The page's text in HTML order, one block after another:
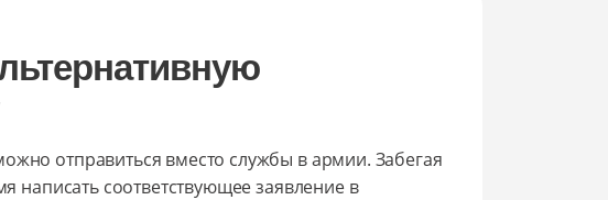
отправиться вместо службы в армии. Забегая
написать соответствующее заявление в